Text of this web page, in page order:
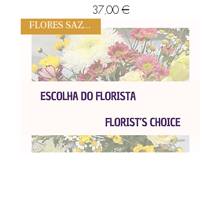
Preço
37,00 €
FLORES SAZONAIS